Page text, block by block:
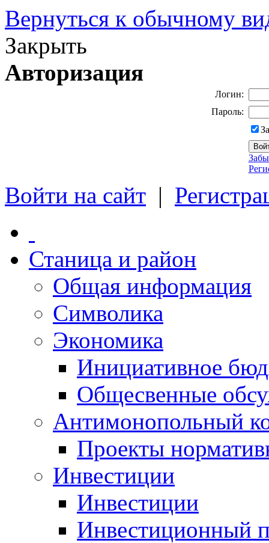
Вернуться к обычному
Закрыть
Авторизация
Логин:
Пароль:
Войти на сайт |
Станица и район
Общая информация
Символика
Экономика
Инициативное
Общесвенные
Антимонопольный
Проекты
Инвестиции
Инвестиции
Инвестиционный